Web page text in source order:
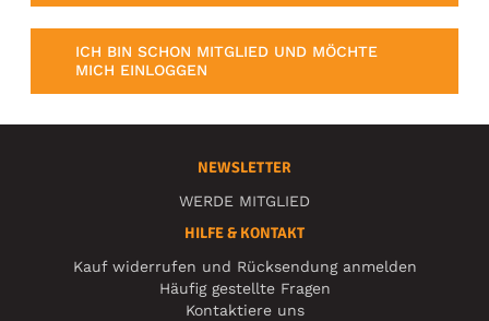
ICH BIN SCHON MITGLIED UND MÖCHTE
MICH EINLOGGEN
NEWSLETTER
WERDE MITGLIED
HILFE & KONTAKT
Kauf widerrufen und Rücksendung anmelden
Häufig gestellte Fragen
Kontaktiere uns